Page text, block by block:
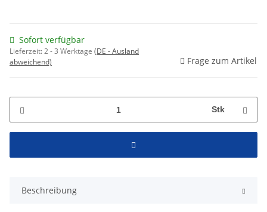
Sofort verfügbar
Lieferzeit:2 - 3 Werktage (DE - Ausland
abweichend)
Frage zum Artikel
Stk
Beschreibung